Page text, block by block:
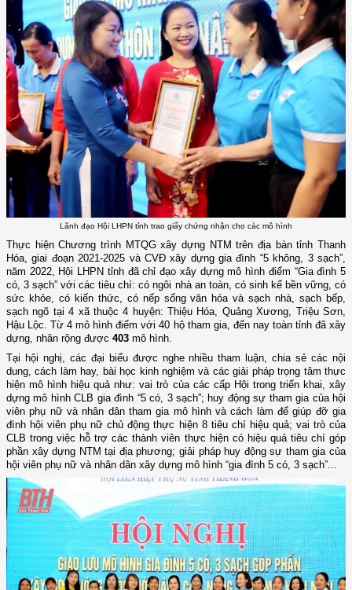
Lãnh đạo Hội LHPN tỉnh trao giấy chứng nhận cho các mô hình
Thực hiện Chương trình MTQG xây dựng NTM trên địa bàn tỉnh Thanh
Hóa, giai đoạn 2021-2025 và CVĐ xây dựng gia đình “5 không, 3 sạch”,
năm 2022, Hội LHPN tỉnh đã chỉ đạo xây dựng mô hình điểm “Gia đình 5
có, 3 sạch” với các tiêu chí: có ngôi nhà an toàn, có sinh kế bền vững, có
sức khỏe, có kiến thức, có nếp sống văn hóa và sạch nhà, sạch bếp,
sạch ngõ tại 4 xã thuộc 4 huyện: Thiệu Hóa, Quảng Xương, Triệu Sơn,
Hậu Lộc. Từ 4 mô hình điểm với 40 hộ tham gia, đến nay toàn tỉnh đã xây
dựng, nhân rộng được 403 mô hình.
Tại hội nghị, các đại biểu được nghe nhiều tham luận, chia sẻ các nội
dung, cách làm hay, bài học kinh nghiệm và các giải pháp trọng tâm thực
hiện mô hình hiệu quả như: vai trò của các cấp Hội trong triển khai, xây
dựng mô hình CLB gia đình “5 có, 3 sạch”; huy động sự tham gia của hội
viên phụ nữ và nhân dân tham gia mô hình và cách làm để giúp đỡ gia
đình hội viên phụ nữ chủ động thực hiện 8 tiêu chí hiệu quả; vai trò của
CLB trong việc hỗ trợ các thành viên thực hiện có hiệu quả tiêu chí góp
phần xây dựng NTM tại địa phương; giải pháp huy động sự tham gia của
hội viên phụ nữ và nhân dân xây dựng mô hình “gia đình 5 có, 3 sạch”...